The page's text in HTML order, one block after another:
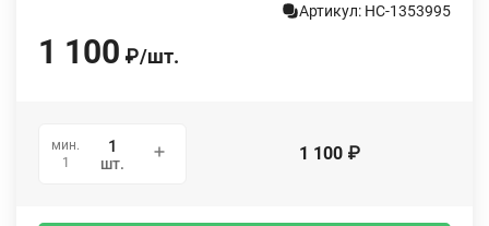
Артикул: НС-1353995
1 100 ₽/шт.
мин.
1
шт. 1 100 ₽